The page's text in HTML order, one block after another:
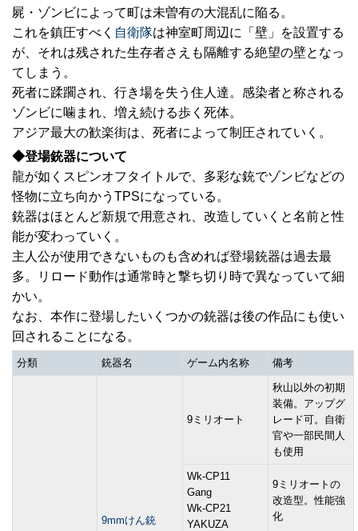
屍・ゾンビによって町は未曽有の大混乱に陥る。
これを鎮圧すべく 自衛隊は神室町周辺に「壁」を設置する
が、それは残された生存者さえも隔離する絶望の壁となっ
てしまう。
死者に蹂躙され、行き場を失う住人達。感染者と称される
ゾンビに噛まれ、増え続ける歩く死体。
アジア最大の歓楽街は、死者によって制圧されていく。
◆登場銃器について
龍が如くスピンオフタイトルで、多彩な銃でゾンビなどの
怪物に立ち向かうTPSになっている。
銃器はほとんど新規で用意され、改造していくと名前と性
能が変わっていく。
主人公が使用できないものも含めれば登場銃器は過去最
多。リロード動作は通常時と撃ち切り時で異なっていて細
かい。
なお、本作に登場したいくつかの銃器は後の作品にも使い
回されることになる。
分類 銃器名 ゲーム内名称 備考
9mmけん銃
9ミリオート
秋山以外の初期
装備。アップグ
レード可。自衛
官や一部民間人
も使用
Wk-CP11
Gang
Wk-CP21
YAKUZA
9ミリオートの
改造型。性能強
化